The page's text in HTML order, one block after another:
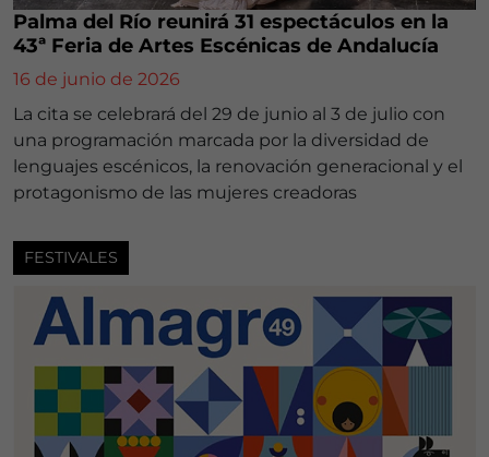
Palma del Río reunirá 31 espectáculos en la
43ª Feria de Artes Escénicas de Andalucía
16 de junio de 2026
La cita se celebrará del 29 de junio al 3 de julio con
una programación marcada por la diversidad de
lenguajes escénicos, la renovación generacional y el
protagonismo de las mujeres creadoras
FESTIVALES